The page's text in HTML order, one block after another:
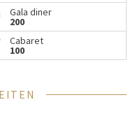
Gala diner
200
Cabaret
100